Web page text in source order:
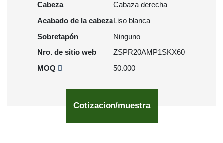
Cabeza
Cabaza derecha
Acabado de la cabezaLiso blanca
Sobretapón
Ninguno
Nro. de sitio web
ZSPR20AMP1SKX60
MOQ
50.000
Cotizacion/muestra